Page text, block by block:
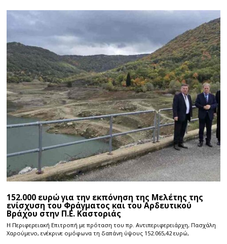
152.000 ευρώ για την εκπόνηση της Μελέτης της
ενίσχυση του Φράγματος και του Αρδευτικού
Βράχου στην Π.Ε. Καστοριάς
Η Περιφερειακή Επιτροπή με πρόταση του πρ. Αντιπεριφερειάρχη, Πασχάλη
Χαρούμενο, ενέκρινε ομόφωνα τη δαπάνη ύψους 152.065,42 ευρώ,